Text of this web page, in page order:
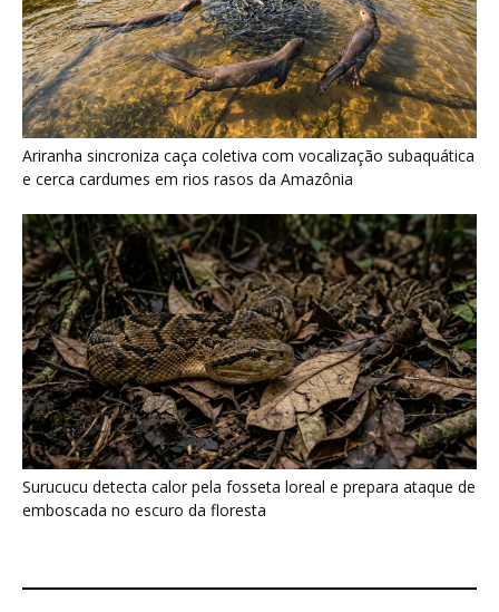
Surucucu detecta calor pela fosseta loreal e prepara ataque de
emboscada no escuro da floresta
Últimas noticias
“Cuidar do rio é cuidar da comida”: por que a
ciência...
7 de agosto de 2026
Quero-quero usa esporão na asa em voo
rasante para afastar animais...
7 de agosto de 2026